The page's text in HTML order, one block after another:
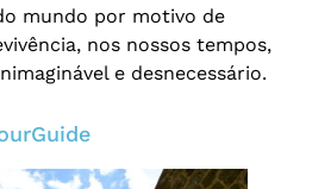
mundo por motivo de
nos nossos tempos,
e desnecessário.